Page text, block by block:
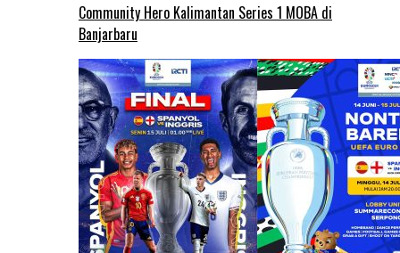
Community Hero Kalimantan Series 1 MOBA di
Banjarbaru